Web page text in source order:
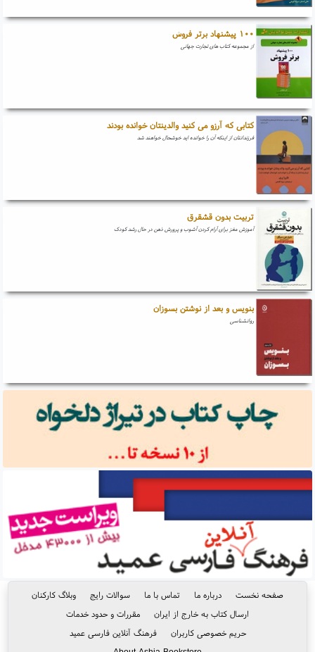
۱۰۰ پیشنهاد برتر فروش
از مجموعه کتاب های تجارت جهانی
کتابی که آرزو می کنید والدینتان خوانده بودند
فرزندانتان از اینکه آن را خوانده اید خوشحال خواهند شد
تربیت بدون قشقرق
آموزش مغز برای آرام کردن آشوب و پرورش ذهن در حال رشد کودک
بنویس و بعد از نوشتن بسوزان
روانشناسی
صفحه نخست درباره ما تماس با ما سوالات رایج
وبلاگ کارکنان
ارسال کتاب به خارج از ایران
مقررات و حدود خدمات
حریم خصوصی کاربران
فرهنگ آنلاین فارسی عمید